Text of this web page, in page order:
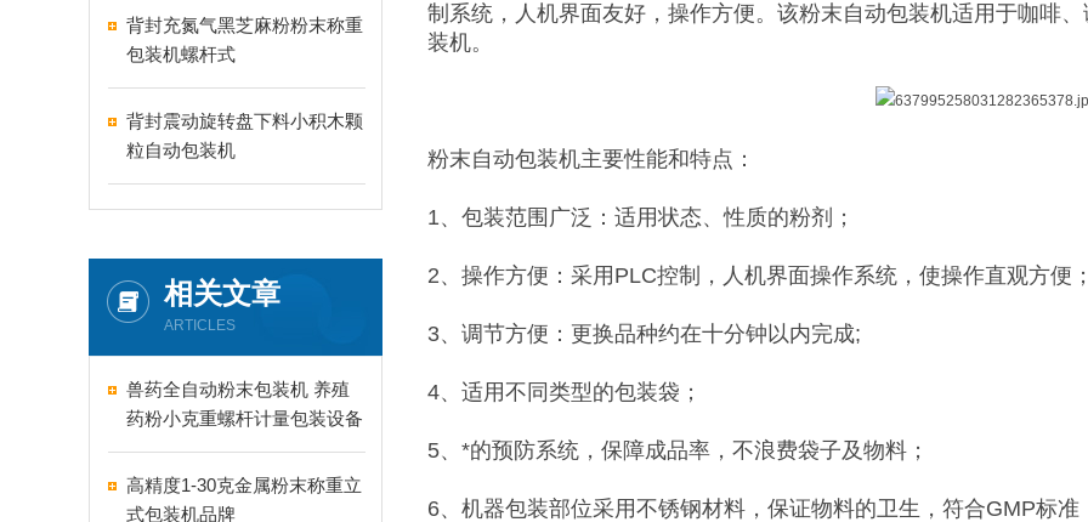
背封充氮气黑芝麻粉粉末称重
包装机螺杆式
背封震动旋转盘下料小积木颗
粒自动包装机
相关文章
ARTICLES
兽药全自动粉末包装机 养殖
药粉小克重螺杆计量包装设备
高精度1-30克金属粉末称重立
式包装机品牌
制系统，人机界面友好，操作方便。该粉末自动包装机适用于咖啡
装机。
粉末自动包装机主要性能和特点：
1、包装范围广泛：适用状态、性质的粉剂；
2、操作方便：采用PLC控制，人机界面操作系统，使操作直观方便；
3、调节方便：更换品种约在十分钟以内完成;
4、适用不同类型的包装袋；
5、*的预防系统，保障成品率，不浪费袋子及物料；
6、机器包装部位采用不锈钢材料，保证物料的卫生，符合GMP标准